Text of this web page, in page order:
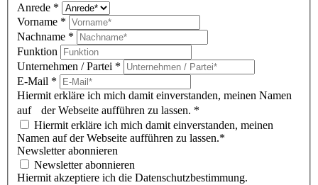
Komitee
DE
(overlay)
Anrede *
Vorname *
Nachname *
Funktion
Unternehmen / Partei *
E-Mail *
Hiermit erkläre ich mich damit einverstanden, meinen Namen
auf der Webseite aufführen zu lassen. *
Hiermit erkläre ich mich damit einverstanden, meinen
Namen auf der Webseite aufführen zu lassen.*
Newsletter abonnieren
Newsletter abonnieren
Hiermit akzeptiere ich die Datenschutzbestimmung.